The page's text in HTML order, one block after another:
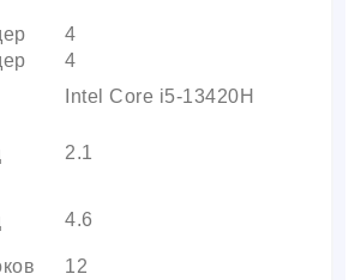
4
4
Intel Core i5-13420H
2.1
4.6
12